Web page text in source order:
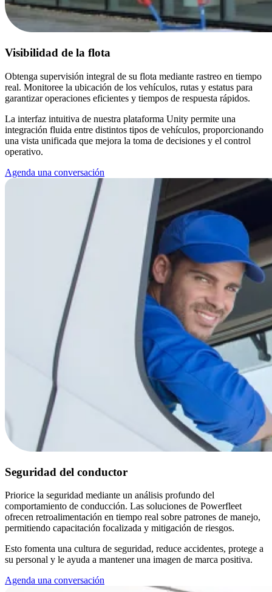
Visibilidad de la flota
Obtenga supervisión integral de su flota mediante rastreo en tiempo
real. Monitoree la ubicación de los vehículos, rutas y estatus para
garantizar operaciones eficientes y tiempos de respuesta rápidos.
La interfaz intuitiva de nuestra plataforma Unity permite una
integración fluida entre distintos tipos de vehículos, proporcionando
una vista unificada que mejora la toma de decisiones y el control
operativo.
Agenda una conversación
Seguridad del conductor
Priorice la seguridad mediante un análisis profundo del
comportamiento de conducción. Las soluciones de Powerfleet
ofrecen retroalimentación en tiempo real sobre patrones de manejo,
permitiendo capacitación focalizada y mitigación de riesgos.
Esto fomenta una cultura de seguridad, reduce accidentes, protege a
su personal y le ayuda a mantener una imagen de marca positiva.
Agenda una conversación